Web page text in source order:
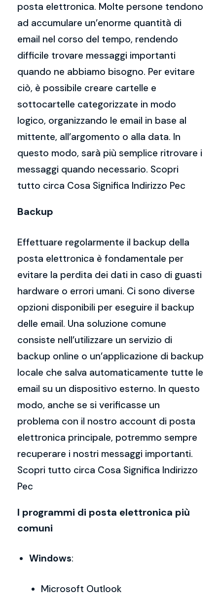
posta elettronica. Molte persone tendono
ad accumulare un’enorme quantità di
email nel corso del tempo, rendendo
difficile trovare messaggi importanti
quando ne abbiamo bisogno. Per evitare
ciò, è possibile creare cartelle e
sottocartelle categorizzate in modo
logico, organizzando le email in base al
mittente, all’argomento o alla data. In
questo modo, sarà più semplice ritrovare i
messaggi quando necessario. Scopri
tutto circa Cosa Significa Indirizzo Pec
Backup
Effettuare regolarmente il backup della
posta elettronica è fondamentale per
evitare la perdita dei dati in caso di guasti
hardware o errori umani. Ci sono diverse
opzioni disponibili per eseguire il backup
delle email. Una soluzione comune
consiste nell’utilizzare un servizio di
backup online o un’applicazione di backup
locale che salva automaticamente tutte le
email su un dispositivo esterno. In questo
modo, anche se si verificasse un
problema con il nostro account di posta
elettronica principale, potremmo sempre
recuperare i nostri messaggi importanti.
Scopri tutto circa Cosa Significa Indirizzo
Pec
I programmi di posta elettronica più
comuni
Windows:
Microsoft Outlook